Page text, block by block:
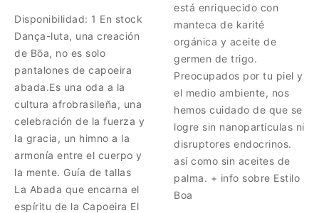
Disponibilidad: 1 En stock
Dança-luta, una creación
de Bõa, no es solo
pantalones de capoeira
abada.Es una oda a la
cultura afrobrasileña, una
celebración de la fuerza y
​​la gracia, un himno a la
armonía entre el cuerpo y
la mente. Guía de tallas
La Abada que encarna el
espíritu de la Capoeira El
está enriquecido con
manteca de karité
orgánica y aceite de
germen de trigo.
Preocupados por tu piel y
el medio ambiente, nos
hemos cuidado de que se
logre sin nanopartículas ni
disruptores endocrinos.
así como sin aceites de
palma. + info sobre Estilo
Boa